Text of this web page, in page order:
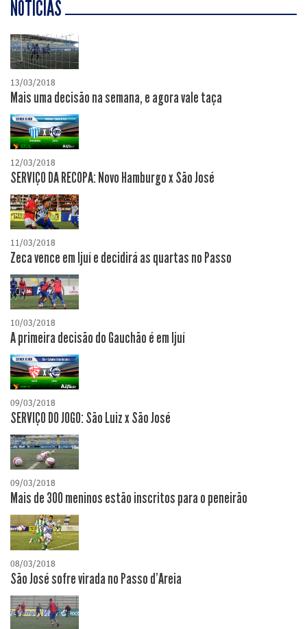
NOTÍCIAS
13/03/2018
Mais uma decisão na semana, e agora vale taça
12/03/2018
SERVIÇO DA RECOPA: Novo Hamburgo x São José
11/03/2018
Zeca vence em Ijuí e decidirá as quartas no Passo
10/03/2018
A primeira decisão do Gauchão é em Ijuí
09/03/2018
SERVIÇO DO JOGO: São Luiz x São José
09/03/2018
Mais de 300 meninos estão inscritos para o peneirão
08/03/2018
São José sofre virada no Passo d'Areia